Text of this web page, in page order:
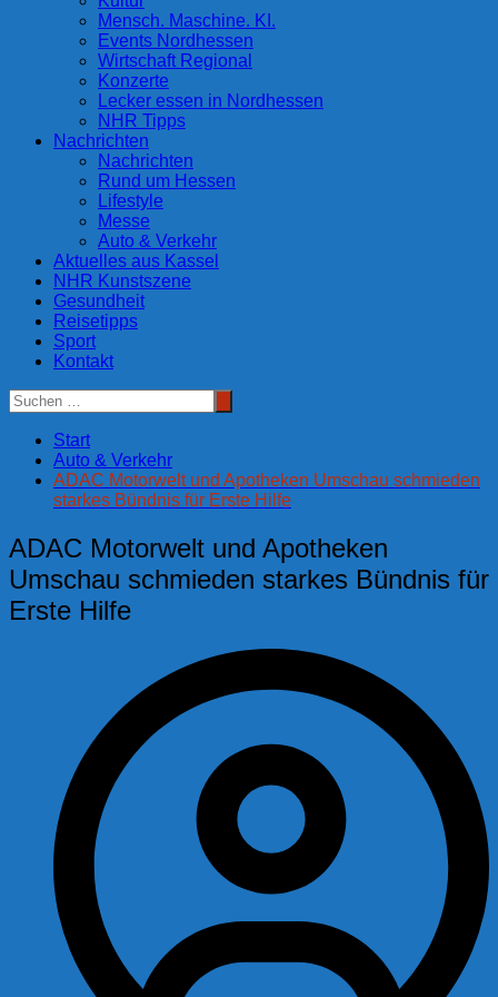
Mensch. Maschine. KI.
Events Nordhessen
Wirtschaft Regional
Konzerte
Lecker essen in Nordhessen
NHR Tipps
Nachrichten
Nachrichten
Rund um Hessen
Lifestyle
Messe
Auto & Verkehr
Aktuelles aus Kassel
NHR Kunstszene
Gesundheit
Reisetipps
Sport
Kontakt
Start
Auto & Verkehr
ADAC Motorwelt und Apotheken Umschau schmieden
starkes Bündnis für Erste Hilfe
ADAC Motorwelt und Apotheken
Umschau schmieden starkes Bündnis für
Erste Hilfe